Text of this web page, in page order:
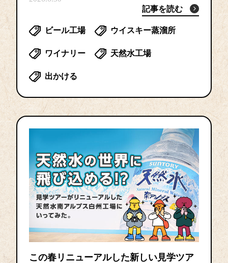
記事を読む
ビール工場 ウイスキー蒸溜所
ワイナリー 天然水工場
出かける
この春リニューアルした新しい見学ツア